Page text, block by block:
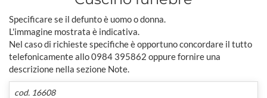
Specificare se il defunto è uomo o donna.
L'immagine mostrata è indicativa.
Nel caso di richieste specifiche è opportuno concordare il tutto
telefonicamente allo 0984 395862 oppure fornire una
descrizione nella sezione Note.
cod. 16608